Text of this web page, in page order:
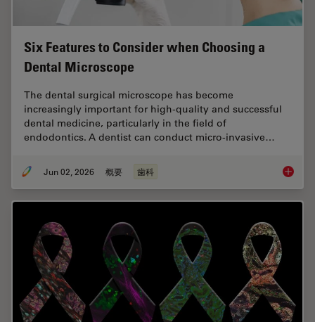
Six Features to Consider when Choosing a
Dental Microscope
The dental surgical microscope has become
increasingly important for high-quality and successful
dental medicine, particularly in the field of
endodontics. A dentist can conduct micro-invasive…
Jun 02, 2026 概要 歯科 Six